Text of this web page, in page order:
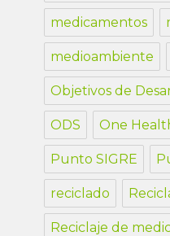
medicamentos
medioambiente
Objetivos de
ODS One
Punto SIGRE
reciclado
Reciclaje de